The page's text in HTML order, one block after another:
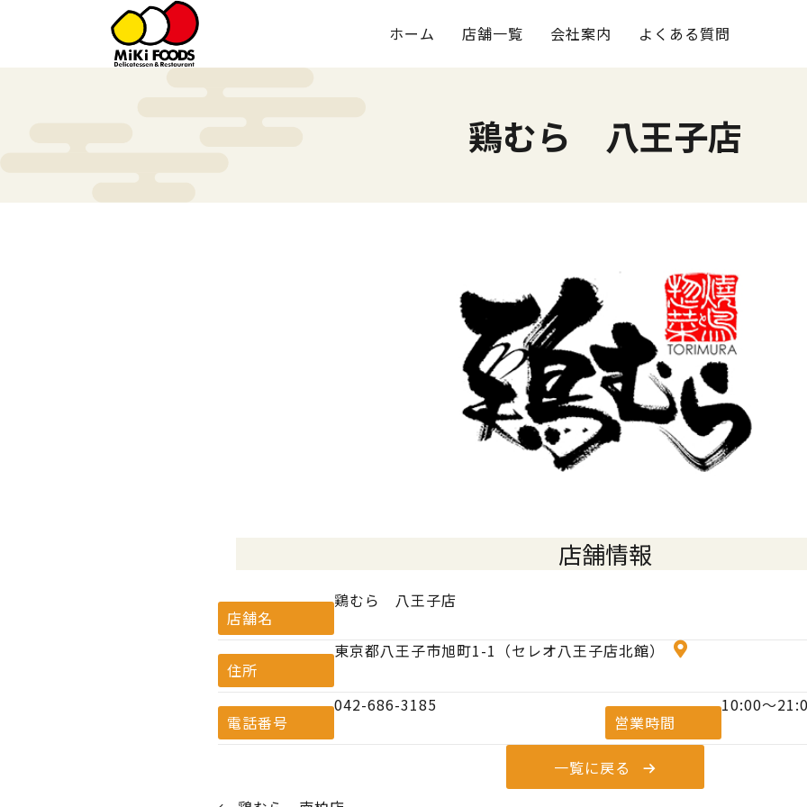
ホーム 店舗一覧 会社案内 よくある質問
鶏むら 八王子店
店舗情報
店舗名
鶏むら 八王子店
住所
東京都八王子市旭町1-1（セレオ八王子店北館）
電話番号
042-686-3185
営業時間
10:00〜
一覧に戻る